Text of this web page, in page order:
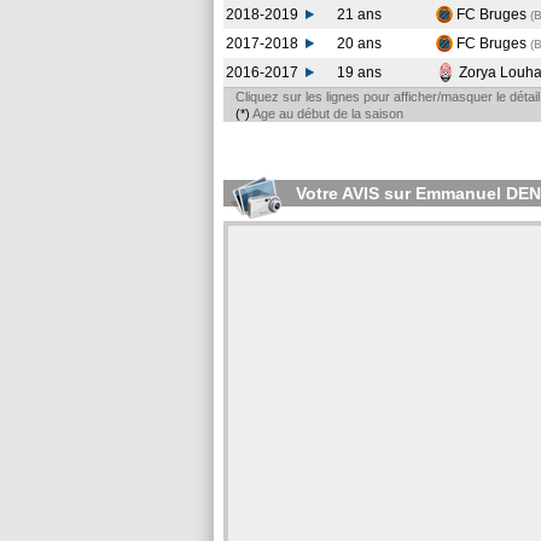
2018-2019
21 ans FC Bruges
2017-2018
20 ans FC Bruges
2016-2017
19 ans Zorya
Cliquez sur les lignes pour afficher/masquer le
(*) Age au début de la saison
Votre AVIS sur Emmanuel